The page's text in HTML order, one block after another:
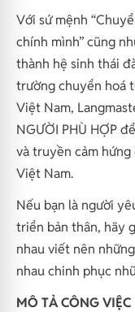
Với sứ mệnh
chính mình” cũng
thành hệ sinh thái
trường chuyển hoá
Việt Nam,
NGƯỜI PHÙ HỢP
và truyền cảm
Việt Nam.
Nếu bạn là người
triển bản thân, hãy
nhau viết nên
nhau chinh phục
MÔ TẢ CÔNG VIỆC